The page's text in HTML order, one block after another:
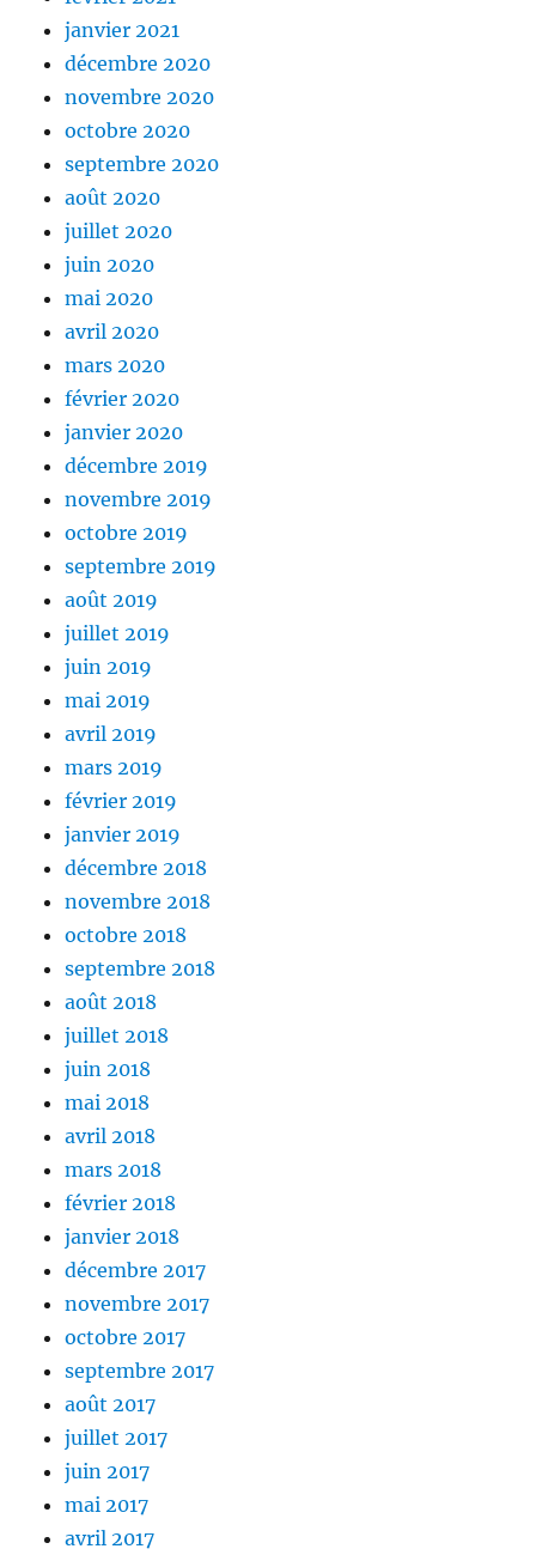
janvier 2021
décembre 2020
novembre 2020
octobre 2020
septembre 2020
août 2020
juillet 2020
juin 2020
mai 2020
avril 2020
mars 2020
février 2020
janvier 2020
décembre 2019
novembre 2019
octobre 2019
septembre 2019
août 2019
juillet 2019
juin 2019
mai 2019
avril 2019
mars 2019
février 2019
janvier 2019
décembre 2018
novembre 2018
octobre 2018
septembre 2018
août 2018
juillet 2018
juin 2018
mai 2018
avril 2018
mars 2018
février 2018
janvier 2018
décembre 2017
novembre 2017
octobre 2017
septembre 2017
août 2017
juillet 2017
juin 2017
mai 2017
avril 2017